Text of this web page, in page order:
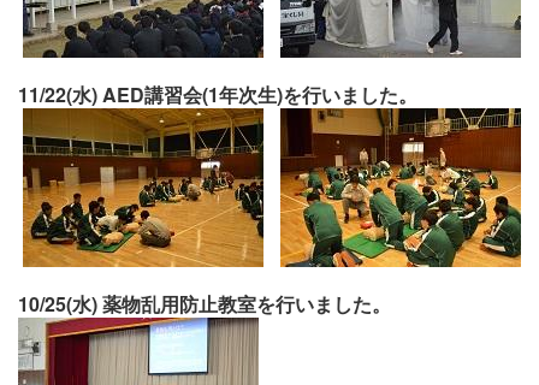
11/22(水) AED講習会(1年次生)を行いました。
10/25(水) 薬物乱用防止教室を行いました。